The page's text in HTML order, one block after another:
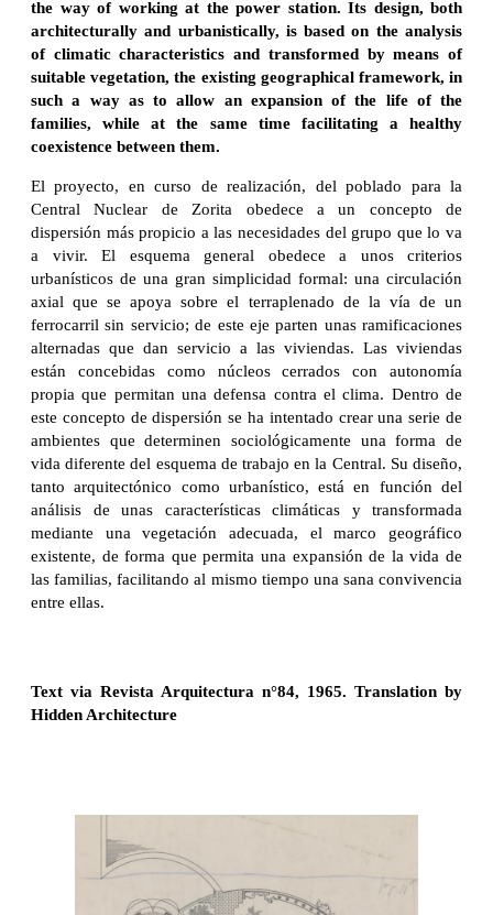
the way of working at the power station. Its design, both
architecturally and urbanistically, is based on the analysis
of climatic characteristics and transformed by means of
suitable vegetation, the existing geographical framework, in
such a way as to allow an expansion of the life of the
families, while at the same time facilitating a healthy
coexistence between them.
El proyecto, en curso de realización, del poblado para la
Central Nuclear de Zorita obedece a un concepto de
dispersión más propicio a las necesidades del grupo que lo va
a vivir. El esquema general obedece a unos criterios
urbanísticos de una gran simplicidad formal: una circulación
axial que se apoya sobre el terraplenado de la vía de un
ferrocarril sin servicio; de este eje parten unas ramificaciones
alternadas que dan servicio a las viviendas. Las viviendas
están concebidas como núcleos cerrados con autonomía
propia que permitan una defensa contra el clima. Dentro de
este concepto de dispersión se ha intentado crear una serie de
ambientes que determinen sociológicamente una forma de
vida diferente del esquema de trabajo en la Central. Su diseño,
tanto arquitectónico como urbanístico, está en función del
análisis de unas características climáticas y transformada
mediante una vegetación adecuada, el marco geográfico
existente, de forma que permita una expansión de la vida de
las familias, facilitando al mismo tiempo una sana convivencia
entre ellas.
Text via Revista Arquitectura n°84, 1965. Translation by
Hidden Architecture